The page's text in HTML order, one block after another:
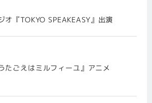
オ『TOKYO SPEAKEASY』出演
たごえはミルフィーユ』アニメ